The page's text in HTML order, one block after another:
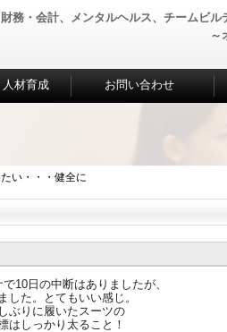
務・会計、メンタルヘルス、チームビ
～
材育成 お問い合わせ
い・・・健全に
10日の中断はありまし たが、
した。とてもいい感じ。
ぶりに履いたスーツの
はしっかり太ること！